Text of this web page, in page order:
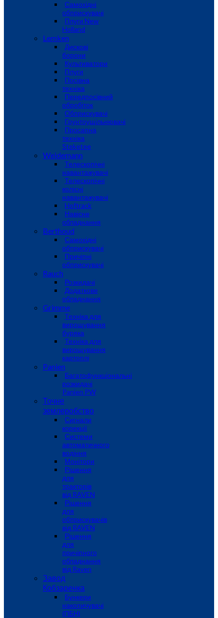
Самохідні
обприскувачі
Плуги New
Holland
Lemken
Дискові
борони
Культиватори
Плуги
Посівна
техніка
Передпосівний
обробіток
Обприскувачі
Грунтоущільнювачі
Просапна
техніка
Steketee
Weidemann
Телескопічні
навантажувачі
Телескопічні
колісні
навантажувачі
Hoftrack
Навісне
обладнання
Berthoud
Самохідні
обприскувачі
Причіпні
обприскувачі
Rauch
Розкидачі
Додаткове
обладнання
Grimme
Техніка для
вирощування
буряка
Техніка для
вирощування
картоплі
Panien
Багатофункціональні
розкидачі
Panien PW
Точне
землеробство
Сигнали
корекції
Системи
автоматичного
водіння
Монітори
Рішення
для
тракторів
від RAVEN
Рішення
для
обприскувачів
від RAVEN
Рішення
для
причіпного
обладнання
від Raven
Завод
Кобзаренка
Бункери
накопичувачі
(ПБН)